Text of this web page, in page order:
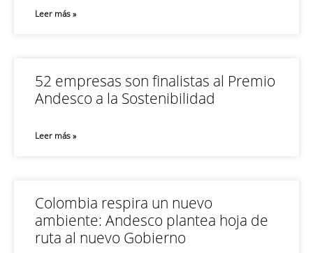
Leer más »
52 empresas son finalistas al Premio
Andesco a la Sostenibilidad
Leer más »
Colombia respira un nuevo
ambiente: Andesco plantea hoja de
ruta al nuevo Gobierno